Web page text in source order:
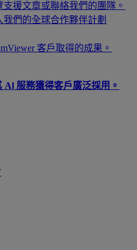
支援文章或聯絡我們的團隊。
我們的全球合作夥伴計劃
客戶取得的成果。
Al 服務獲得客戶廣泛採用。